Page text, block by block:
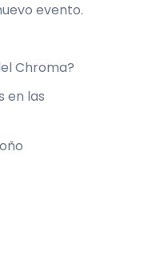
evento.
Chroma?
en las